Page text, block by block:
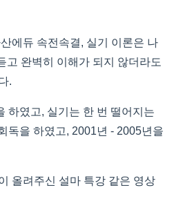
에듀 속전속결, 실기 이론은 나
고 완벽히 이해가 되지 않더라도
.
하였고, 실기는 한 번 떨어지는
독을 하였고, 2001년 - 2005년을
올려주신 설마 특강 같은 영상